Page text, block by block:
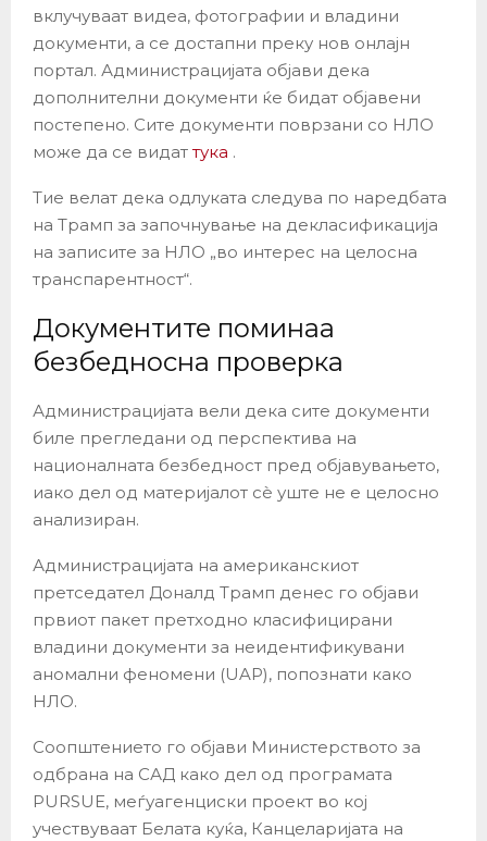
вклучуваат видеа, фотографии и владини
документи, а се достапни преку нов онлајн
портал. Администрацијата објави дека
дополнителни документи ќе бидат објавени
постепено. Сите документи поврзани со НЛО
може да се видаттука .
Тие велат дека одлуката следува по наредбата
на Трамп за започнување на декласификација
на записите за НЛО „во интерес на целосна
транспарентност“.
Документите поминаа
безбедносна проверка
Администрацијата вели дека сите документи
биле прегледани од перспектива на
националната безбедност пред објавувањето,
иако дел од материјалот сè уште не е целосно
анализиран.
Администрацијата на американскиот
претседател Доналд Трамп денес го објави
првиот пакет претходно класифицирани
владини документи за неидентификувани
аномални феномени (UAP), попознати како
НЛО.
Соопштението го објави Министерството за
одбрана на САД како дел од програмата
PURSUE, меѓуагенциски проект во кој
учествуваат Белата куќа, Канцеларијата на